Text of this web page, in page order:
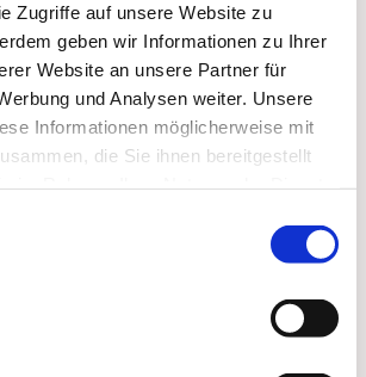
Zugriffe auf unsere Website zu
geben wir Informationen zu Ihrer
Website an unsere Partner für
und Analysen weiter. Unsere
Informationen möglicherweise mit
die Sie ihnen bereitgestellt